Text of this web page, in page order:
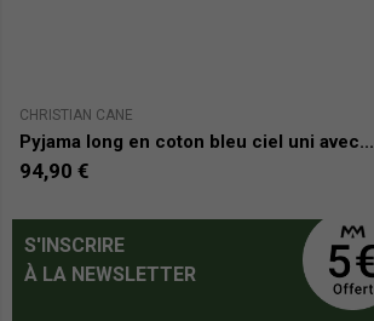
CHRISTIAN CANE
Pyjama long en coton bleu ciel uni avec...
94,90 €
S'INSCRIRE
À LA NEWSLETTER